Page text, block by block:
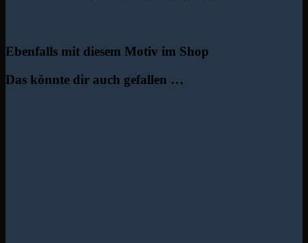
Ebenfalls mit diesem Motiv im Shop
Das könnte dir auch gefallen …